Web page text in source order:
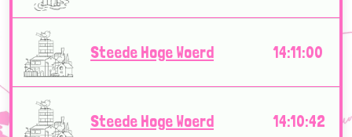
Steede Hoge Woerd 14:11:00
Steede Hoge Woerd 14:10:42